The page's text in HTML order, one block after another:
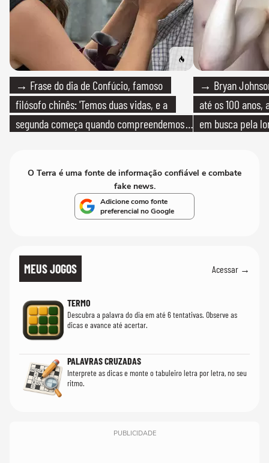
→ Frase do dia de Confúcio, famoso
filósofo chinês: 'Temos duas vidas, e a
segunda começa quando compreendemos
→ Bryan
até os 100
em busca pela
O Terra é uma fonte de informação confiável e combate
fake news.
Adicione como fonte
preferencial no Google
MEUS JOGOS Acessar →
TERMO
Descubra a palavra do dia em até 6 tentativas. Observe as
dicas e avance até acertar.
PALAVRAS CRUZADAS
Interprete as dicas e monte o tabuleiro letra por letra, no seu
ritmo.
PUBLICIDADE